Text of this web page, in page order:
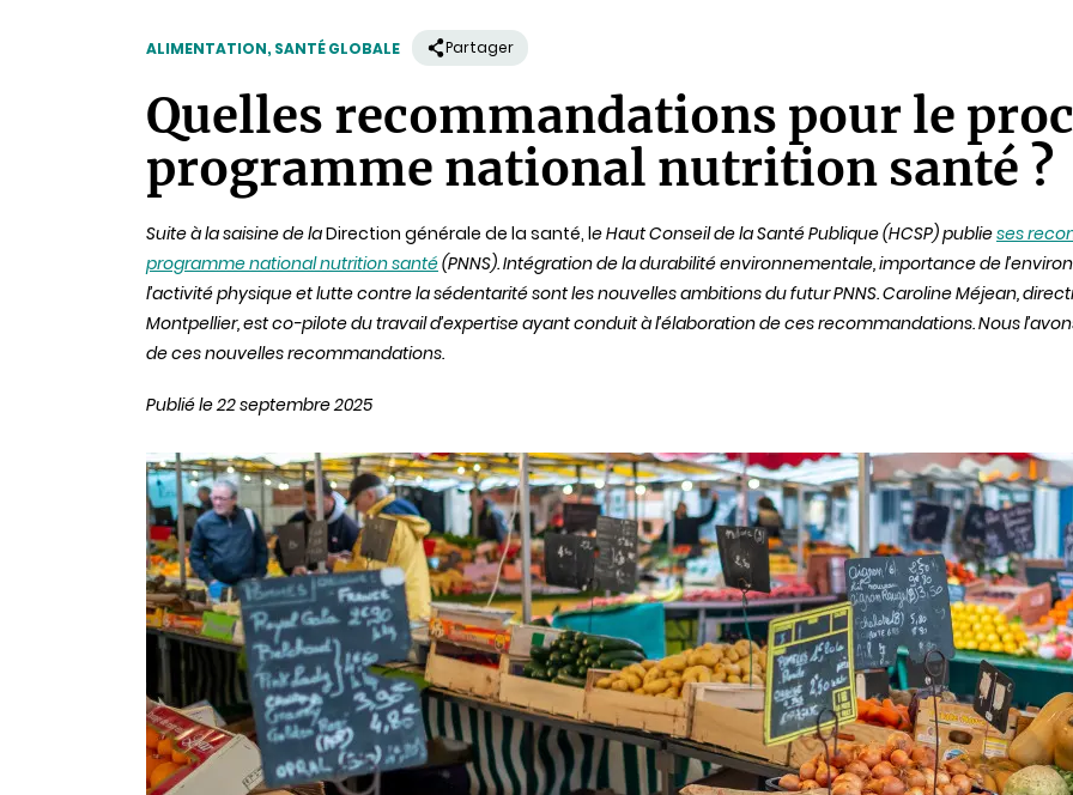
ALIMENTATION, SANTÉ GLOBALE Partager
Quelles recommandations pour le
programme national nutrition santé ?
Suite à la saisine de laDirection générale de la santé, le Haut Conseil de la Santé Publique (HCSP) publieses
programme national nutrition santé(PNNS). Intégration de la durabilité environnementale, importance de
l’activité physique et lutte contre la sédentarité sont les nouvelles ambitions du futur PNNS. Caroline Méjean,
Montpellier, est co-pilote du travail d’expertise ayant conduit à l’élaboration de ces recommandations. Nous
de ces nouvelles recommandations.
Publié le 22 septembre 2025